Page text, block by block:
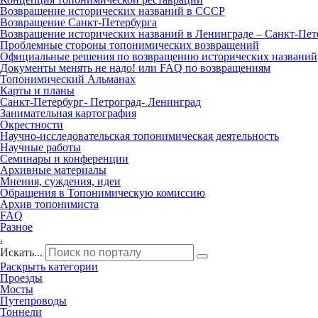
Возвращение исторических названий в СССР
Возвращение Санкт‑Петербурга
Возвращение исторических названий в Ленинграде –
Проблемные стороны топонимических возвращений
Официальные решения по возвращению исторических названий
Документы менять не надо! или FAQ по возвращениям
Топонимический Альманах
Карты и планы
Санкт‑Петербург‑ Петроград‑ Ленинград
Занимательная картография
Окрестности
Научно‑исследовательская топонимическая деятельность
Научные работы
Семинары и конференции
Архивные материалы
Мнения, суждения, идеи
Обращения в Топонимическую комиссию
Архив топонимиста
FAQ
Разное
.
Искать...
Раскрыть категории
Проезды
Мосты
Путепроводы
Тоннели